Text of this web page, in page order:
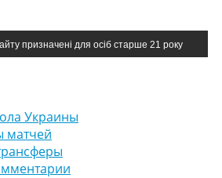
призначені для осіб старше 21 року
Украины
матчей